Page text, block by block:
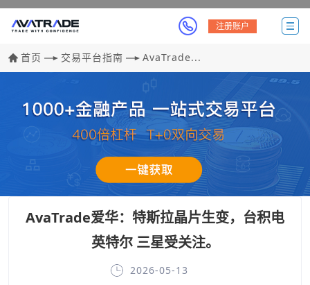
注册账户
首页 交易平台指南 AvaTrade...
AvaTrade爱华：特斯拉晶片生变，台积电
英特尔 三星受关注。
2026-05-13